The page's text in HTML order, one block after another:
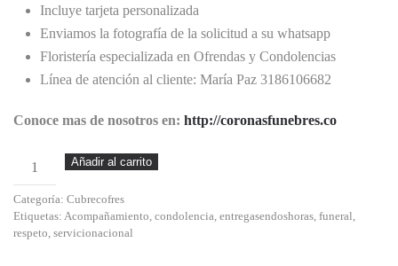
Incluye tarjeta personalizada
Enviamos la fotografía de la solicitud a su whatsapp
Floristería especializada en Ofrendas y Condolencias
Línea de atención al cliente: María Paz 3186106682
Conoce mas de nosotros en: http://coronasfunebres.co
Santa
Eva
cantidad
Añadir al carrito
Categoría: Cubrecofres
Etiquetas: Acompañamiento, condolencia, entregasendoshoras, funeral,
respeto, servicionacional